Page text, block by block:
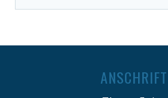
ANSCHRIFT